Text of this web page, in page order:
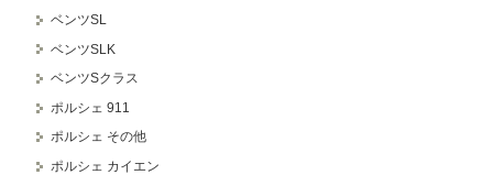
ベンツSL
ベンツSLK
ベンツSクラス
ポルシェ 911
ポルシェ その他
ポルシェ カイエン